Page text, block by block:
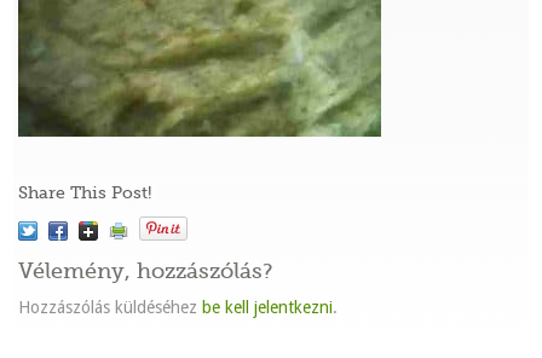
Share This Post!
Vélemény, hozzászólás?
Hozzászólás küldéséhez be kell jelentkezni.